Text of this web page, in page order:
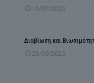
16/07/2025
Διαβίωση και
23/05/2025